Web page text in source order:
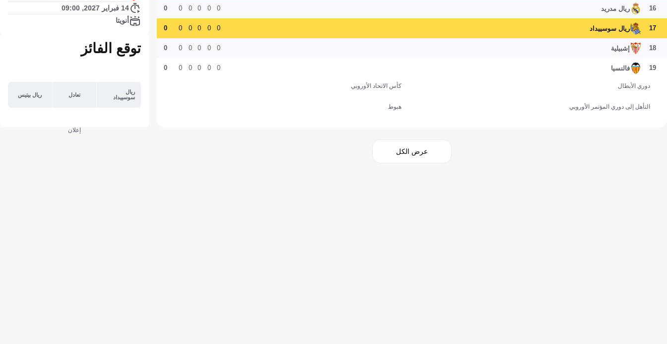
16 ريال مدريد 0
0
0
0
0
0
17 ريال سوسييداد 0
0
0
0
0
0
18 إشبيلية 0
0
0
0
0
0
19 فالنسيا 0
0
0
0
0
0
دوري الأبطال كأس الاتحاد الأوروبي
التأهل إلى دوري المؤتمر الأوروبي هبوط
عرض الكل
14 فبراير 2027, 09:00
أنويتا
توقع الفائز
ريال
سوسييداد
تعادل ريال بيتيس
إعلان